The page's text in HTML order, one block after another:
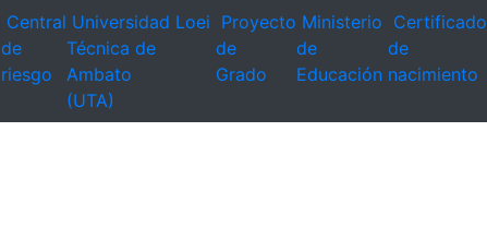
Central
de
riesgo
Universidad
Técnica de
Ambato
(UTA)
Loei Proyecto
de
Grado
Ministerio
de
Educación
Certificado
de
nacimiento